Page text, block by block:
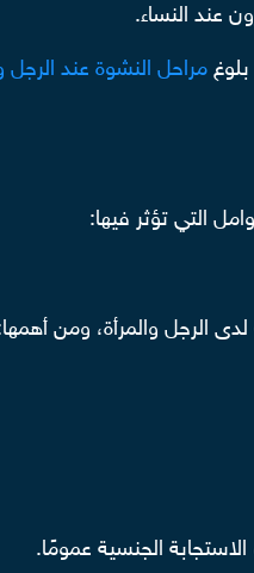
عند النساء.
مراحل النشوة عند الرجل
التي تؤثر فيها:
الرجل والمرأة، ومن
الجنسية عمومًا.